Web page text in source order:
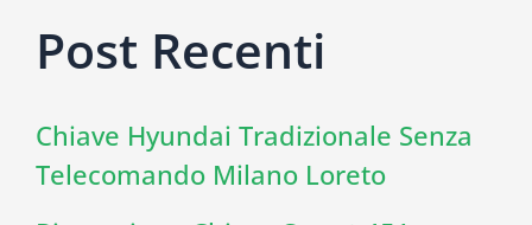
Post Recenti
Chiave Hyundai Tradizionale Senza
Telecomando Milano Loreto